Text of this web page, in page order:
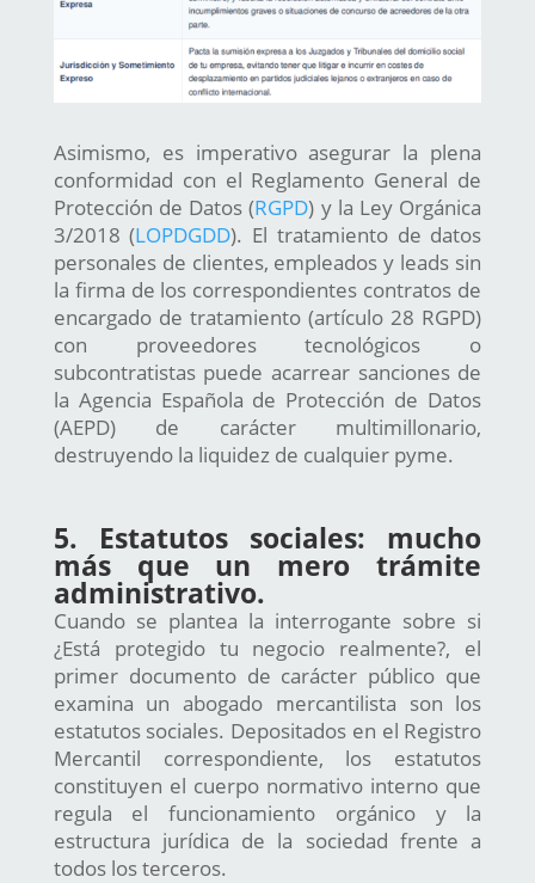
Asimismo, es imperativo asegurar la plena
conformidad con el Reglamento General de
Protección de Datos (RGPD) y la Ley Orgánica
3/2018 (LOPDGDD). El tratamiento de datos
personales de clientes, empleados y leads sin
la firma de los correspondientes contratos de
encargado de tratamiento (artículo 28 RGPD)
con proveedores tecnológicos o
subcontratistas puede acarrear sanciones de
la Agencia Española de Protección de Datos
(AEPD) de carácter multimillonario,
destruyendo la liquidez de cualquier pyme.
5. Estatutos sociales: mucho
más que un mero trámite
administrativo.
Cuando se plantea la interrogante sobre si
¿Está protegido tu negocio realmente?, el
primer documento de carácter público que
examina un abogado mercantilista son los
estatutos sociales. Depositados en el Registro
Mercantil correspondiente, los estatutos
constituyen el cuerpo normativo interno que
regula el funcionamiento orgánico y la
estructura jurídica de la sociedad frente a
todos los terceros.